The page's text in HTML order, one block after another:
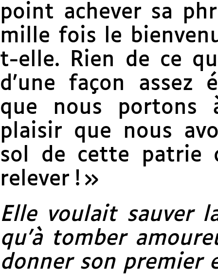
point achever sa
mille fois le
t-elle. Rien de ce
d’une façon assez
que nous portons
plaisir que nous
sol de cette patrie
relever ! »
Elle voulait sauver
qu’à tomber
donner son premier